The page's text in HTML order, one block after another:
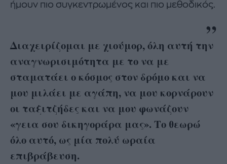
ήμουν πιο συγκεντρωμένος και πιο μεθοδικός.
Διαχειρίζομαι με χιούμορ, όλη αυτή την
αναγνωρισιμότητα με το να με
σταματάει ο κόσμος στον δρόμο και να
μου μιλάει με αγάπη, να μου κορνάρουν
οι ταξιτζήδες και να μου φωνάζουν
«γεια σου δικηγοράρα μας». Τo θεωρώ
όλο αυτό, ως μία πολύ ωραία
επιβράβευση.